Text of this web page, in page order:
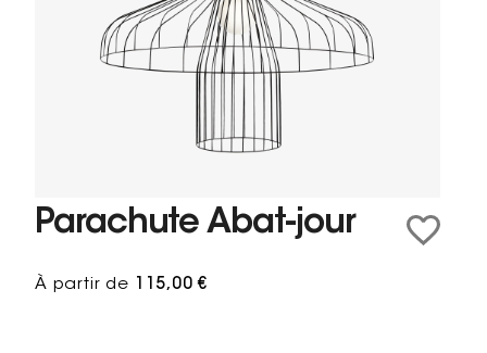
Parachute Abat-jour
À partir de 115,00 €